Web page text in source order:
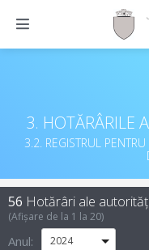
3. HOTĂRÂRILE
3.2. REGISTRUL
56 Hotărâri ale
(Afișare de la 1 la 20)
Anul: